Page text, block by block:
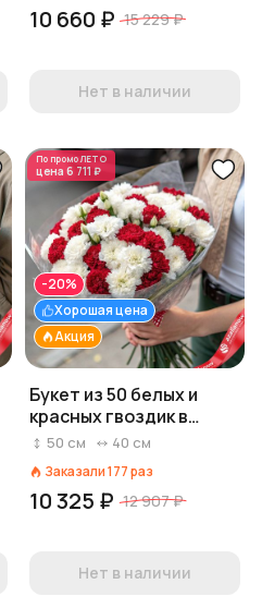
10 660 ₽ 15 229 ₽
Нет в наличии
По промоЛЕТО
цена 6 711 ₽
Акция
Хорошая цена
-20%
Букет из 50 белых и
красных гвоздик в
роскошной пленке
50 см 40 см
Заказали177раз
10 325 ₽ 12 907 ₽
Нет в наличии